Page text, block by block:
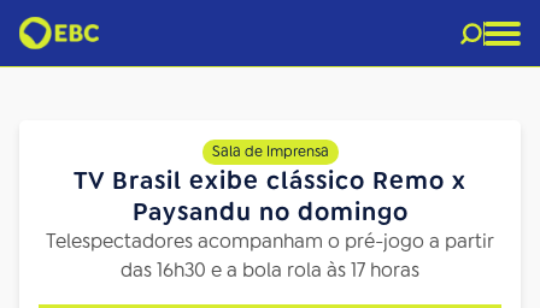
Sala de Imprensa
TV Brasil exibe clássico Remo x
Paysandu no domingo
Telespectadores acompanham o pré-jogo a partir
das 16h30 e a bola rola às 17 horas